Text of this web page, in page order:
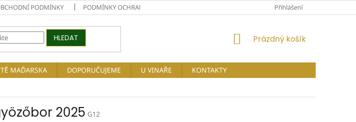
PODMÍNKY PODMÍNKY OCHRANY OSOBNÍCH ÚDAJŮ Přihlášení
HLEDAT
NÁKUPNÍ
Prázdný košík
MAĎARSKA DOPORUČUJEME U VINAŘE
KONTAKTY
2025 G12